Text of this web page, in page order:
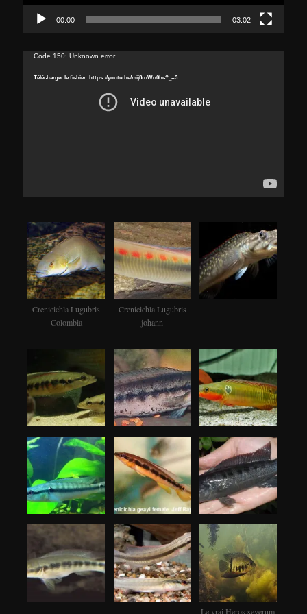
00:00 03:02
Lecteur
Code 150: Unknown error.
Télécharger le fichier: https://youtu.be/mij8roWo0hc?_=3
Crenicichla Lugubris
Colombia
Crenicichla Lugubris
johann
Le vrai Heros severum